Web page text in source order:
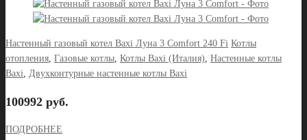
Настенный газовый котел Baxi Луна 3 Comfort 240 Fi Котлы
отопления Газовые котлы Котлы Baxi (Италия) Настенные котлы
Baxi
Двухконтурные настенные котлы Baxi
100992 руб.
ПОДРОБНЕЕ